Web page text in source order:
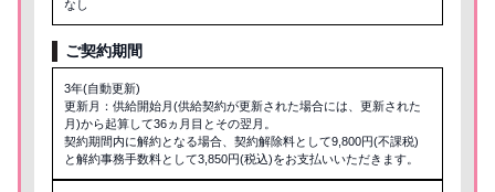
なし
ご契約期間
3年(自動更新)
更新月：供給開始月(供給契約が更新された場合には、更新された
月)から起算して36ヵ月目とその翌月。
契約期間内に解約となる場合、契約解除料として9,800円(不課税)
と解約事務手数料として3,850円(税込)をお支払いいただきます。